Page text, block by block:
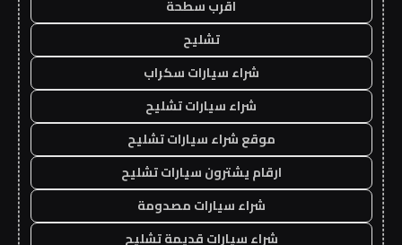
اقرب سطحة
تشليح
شراء سيارات سكراب
شراء سيارات تشليح
موقع شراء سيارات تشليح
ارقام يشترون سيارات تشليح
شراء سيارات مصدومة
شراء سيارات قديمة تشليح